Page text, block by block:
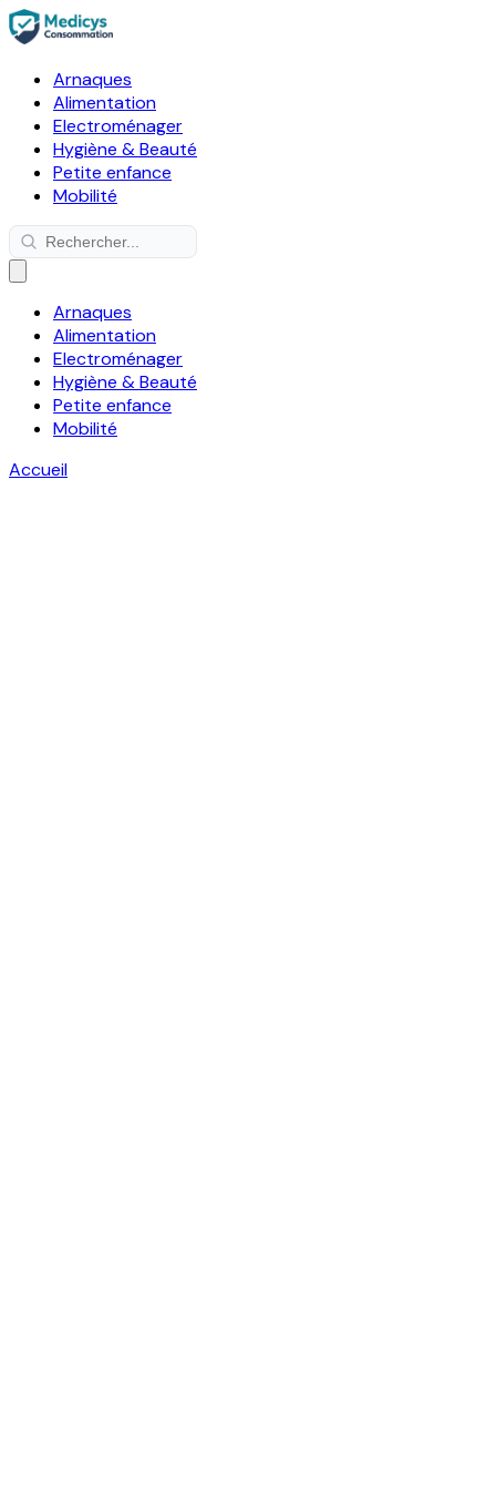
Arnaques
Alimentation
Electroménager
Hygiène & Beauté
Petite enfance
Mobilité
Arnaques
Alimentation
Electroménager
Hygiène & Beauté
Petite enfance
Mobilité
Accueil